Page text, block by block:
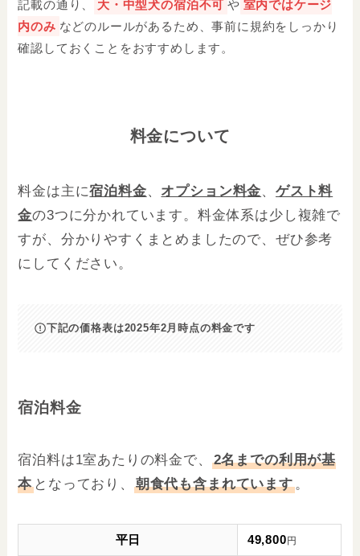
記載の通り、 大・中型犬の宿泊不可 や 室内ではケージ
内のみ などのルールがあるため、事前に規約をしっかり
確認しておくことをおすすめします。
料金について
料金は主に宿泊料金、 オプション料金、 ゲスト料
金の3つに分かれています。料金体系は少し複雑で
すが、分かりやすくまとめましたので、ぜひ参考
にしてください。
下記の価格表は2025年2月時点の料金です
宿泊料金
宿泊料は1室あたりの料金で、
2名までの利用が基
本 となっており、 朝食代も含まれています。
平日 49,800 円